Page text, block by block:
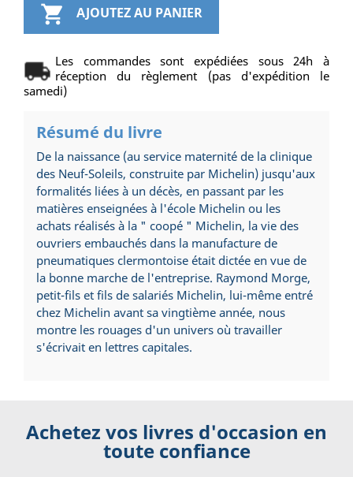
 AJOUTEZ AU PANIER
Les commandes sont expédiées sous 24h à
réception du règlement (pas d'expédition le
samedi)
Résumé du livre
De la naissance (au service maternité de la clinique
des Neuf-Soleils, construite par Michelin) jusqu'aux
formalités liées à un décès, en passant par les
matières enseignées à l'école Michelin ou les
achats réalisés à la " coopé " Michelin, la vie des
ouvriers embauchés dans la manufacture de
pneumatiques clermontoise était dictée en vue de
la bonne marche de l'entreprise. Raymond Morge,
petit-fils et fils de salariés Michelin, lui-même entré
chez Michelin avant sa vingtième année, nous
montre les rouages d'un univers où travailler
s'écrivait en lettres capitales.
Achetez vos livres d'occasion en
toute confiance